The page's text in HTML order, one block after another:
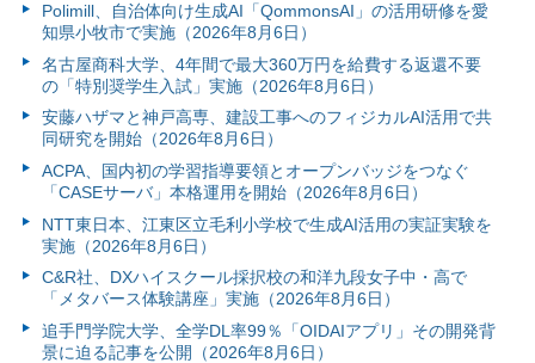
Polimill、自治体向け生成AI「QommonsAI」の活用研修を愛
知県小牧市で実施（2026年8月6日）
名古屋商科大学、4年間で最大360万円を給費する返還不要
の「特別奨学生入試」実施（2026年8月6日）
安藤ハザマと神戸高専、建設工事へのフィジカルAI活用で共
同研究を開始（2026年8月6日）
ACPA、国内初の学習指導要領とオープンバッジをつなぐ
「CASEサーバ」本格運用を開始（2026年8月6日）
NTT東日本、江東区立毛利小学校で生成AI活用の実証実験を
実施（2026年8月6日）
C&R社、DXハイスクール採択校の和洋九段女子中・高で
「メタバース体験講座」実施（2026年8月6日）
追手門学院大学、全学DL率99％「OIDAIアプリ」その開発背
景に迫る記事を公開（2026年8月6日）